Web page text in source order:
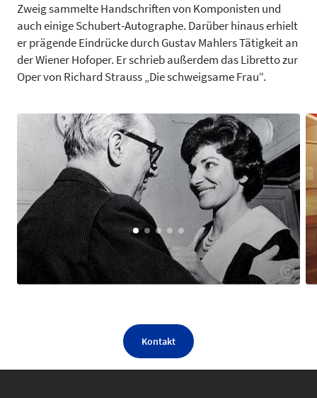
Zweig sammelte Handschriften von Komponisten und
auch einige Schubert-Autographe. Darüber hinaus erhielt
er prägende Eindrücke durch Gustav Mahlers Tätigkeit an
der Wiener Hofoper. Er schrieb außerdem das Libretto zur
Oper von Richard Strauss „Die schweigsame Frau“.
Kontakt